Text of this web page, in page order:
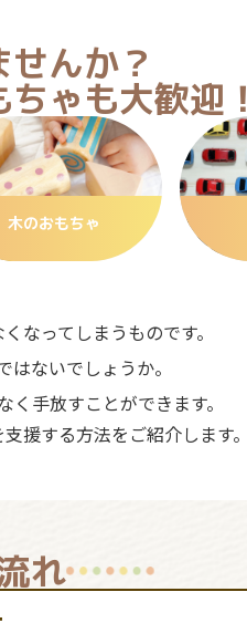
んか？
ゃも大歓迎！
木のおもちゃ
なってしまうものです。
ないでしょうか。
手放すことができます。
援する方法をご紹介します。
れ